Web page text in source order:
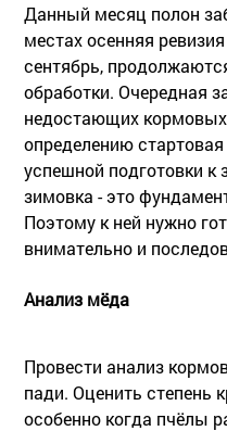
Данный месяц полон
местах осенняя
сентябрь,
обработки. Очередная
недостающих
определению
успешной подготовки
зимовка - это
Поэтому к ней нужно
внимательно и
Анализ мёда
Провести анализ
пади. Оценить степень
особенно когда пчёлы